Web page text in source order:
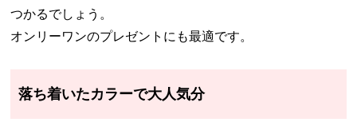
つかるでしょう。
オンリーワンのプレゼントにも最適です。
落ち着いたカラーで大人気分